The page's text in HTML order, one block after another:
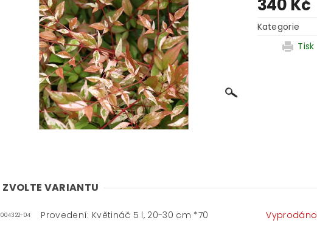
340 Kč
Kategorie
Tisk
ZVOLTE VARIANTU
004322-04 Provedení: Květináč 5 l, 20-30 cm *70 Vyprodáno